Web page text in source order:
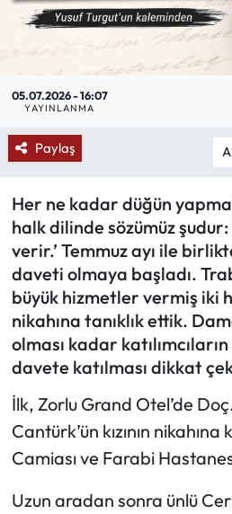
05.07.2026 - 16:07
YAYINLANMA
Paylaş A
Her ne kadar düğün
halk dilinde sözümüz şudur:
verir.’ Temmuz ayı ile
daveti olmaya başladı.
büyük hizmetler vermiş iki
nikahına tanıklık ettik.
olması kadar
davete katılması dikkat
İlk, Zorlu Grand Otel’de
Cantürk’ün kızının nikahına
Camiası ve Farabi
Uzun aradan sonra ünlü
Mektup Galeri
Röportaj
Karikatür Galeri
BIK
ASTROLOJİ
Spor Yazıları
Mektup Galeri
Ekonomi
Sağlık